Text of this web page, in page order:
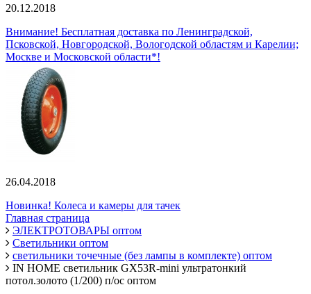
20.12.2018
Внимание! Бесплатная доставка по Ленинградской,
Псковской, Новгородской, Вологодской областям и Карелии;
Москве и Московской области*!
26.04.2018
Новинка! Колеса и камеры для тачек
Главная страница
ЭЛЕКТРОТОВАРЫ оптом
Светильники оптом
светильники точечные (без лампы в комплекте) оптом
IN HOME светильник GX53R-mini ультратонкий
потол.золото (1/200) п/ос оптом